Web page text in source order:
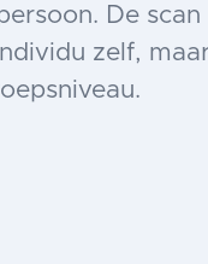
De scan
zelf,